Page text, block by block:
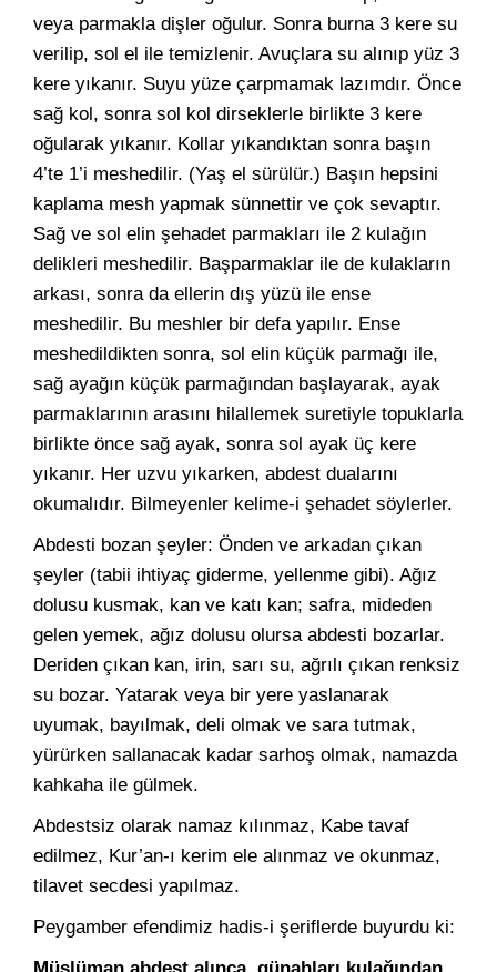
veya parmakla dişler oğulur. Sonra burna 3 kere su
verilip, sol el ile temizlenir. Avuçlara su alınıp yüz 3
kere yıkanır. Suyu yüze çarpmamak lazımdır. Önce
sağ kol, sonra sol kol dirseklerle birlikte 3 kere
oğularak yıkanır. Kollar yıkandıktan sonra başın
4’te 1’i meshedilir. (Yaş el sürülür.) Başın hepsini
kaplama mesh yapmak sünnettir ve çok sevaptır.
Sağ ve sol elin şehadet parmakları ile 2 kulağın
delikleri meshedilir. Başparmaklar ile de kulakların
arkası, sonra da ellerin dış yüzü ile ense
meshedilir. Bu meshler bir defa yapılır. Ense
meshedildikten sonra, sol elin küçük parmağı ile,
sağ ayağın küçük parmağından başlayarak, ayak
parmaklarının arasını hilallemek suretiyle topuklarla
birlikte önce sağ ayak, sonra sol ayak üç kere
yıkanır. Her uzvu yıkarken, abdest dualarını
okumalıdır. Bilmeyenler kelime-i şehadet söylerler.
Abdesti bozan şeyler: Önden ve arkadan çıkan
şeyler (tabii ihtiyaç giderme, yellenme gibi). Ağız
dolusu kusmak, kan ve katı kan; safra, mideden
gelen yemek, ağız dolusu olursa abdesti bozarlar.
Deriden çıkan kan, irin, sarı su, ağrılı çıkan renksiz
su bozar. Yatarak veya bir yere yaslanarak
uyumak, bayılmak, deli olmak ve sara tutmak,
yürürken sallanacak kadar sarhoş olmak, namazda
kahkaha ile gülmek.
Abdestsiz olarak namaz kılınmaz, Kabe tavaf
edilmez, Kur’an-ı kerim ele alınmaz ve okunmaz,
tilavet secdesi yapılmaz.
Peygamber efendimiz hadis-i şeriflerde buyurdu ki: